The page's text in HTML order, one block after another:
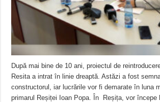
După mai bine de 10 ani, proiectul de
Resita a intrat în linie dreaptă. Astăzi a fost
constructorul, iar lucrările vor fi demarate în luna
primarul Reșiței Ioan Popa. În Reșița, vor începe